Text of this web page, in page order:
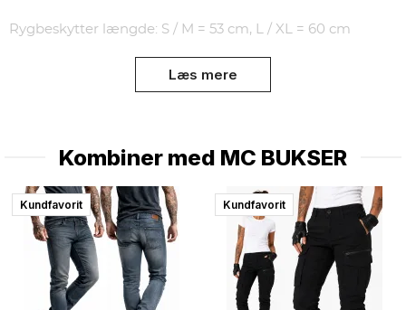
Rygbeskytter længde: S / M = 53 cm, L / XL = 60 cm
Læs mere
Kombiner med MC BUKSER
Kundfavorit Kundfavorit